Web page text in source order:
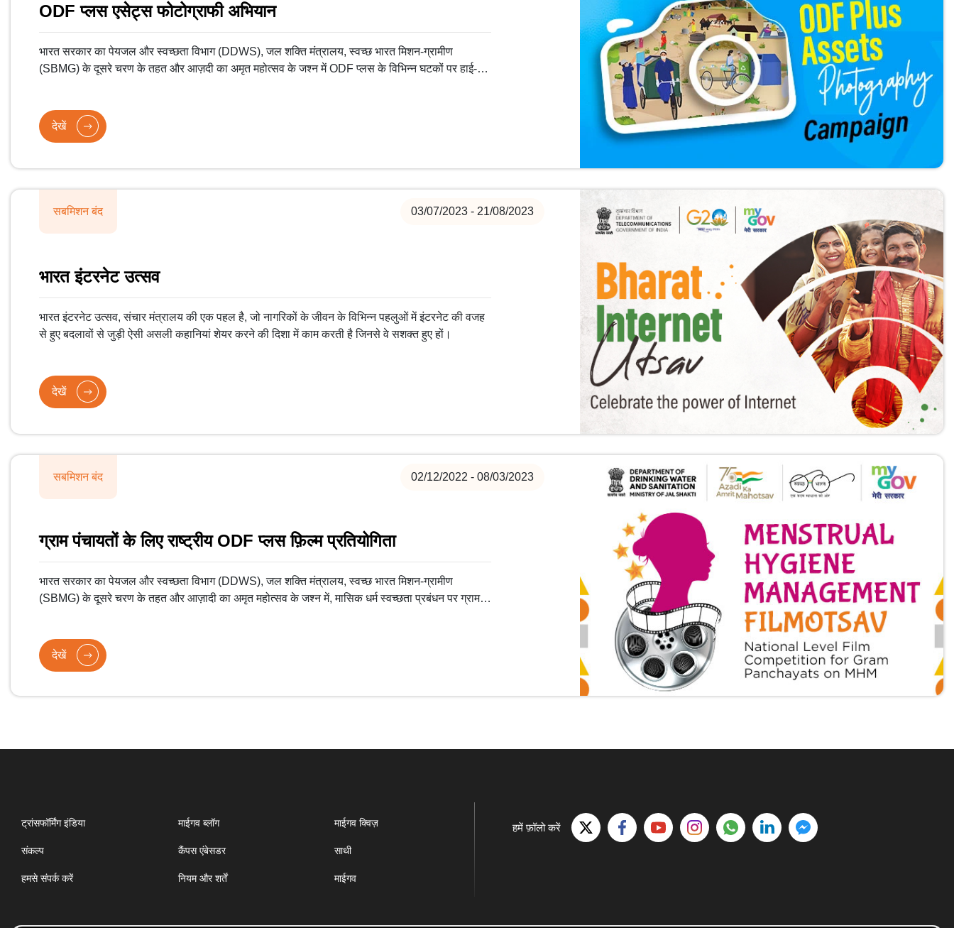
ODF प्लस एसेट्स फोटोग्राफी अभियान
भारत सरकार का पेयजल और स्वच्छता विभाग (DDWS), जल शक्ति मंत्रालय, स्वच्छ भारत मिशन-ग्रामीण
(SBMG) के दूसरे चरण के तहत और आज़दी का अमृत महोत्सव के जश्न में ODF प्लस के विभिन्न घटकों पर हाई-
देखें
सबमिशन बंद 03/07/2023 - 21/08/2023
भारत इंटरनेट उत्सव
भारत इंटरनेट उत्सव, संचार मंत्रालय की एक पहल है, जो नागरिकों के जीवन के विभिन्न पहलुओं में इंटरनेट की वजह
से हुए बदलावों से जुड़ी ऐसी असली कहानियां शेयर करने की दिशा में काम करती है जिनसे वे सशक्त हुए हों।
देखें
सबमिशन बंद 02/12/2022 - 08/03/2023
ग्राम पंचायतों के लिए राष्ट्रीय ODF प्लस फ़िल्म प्रतियोगिता
भारत सरकार का पेयजल और स्वच्छता विभाग (DDWS), जल शक्ति मंत्रालय, स्वच्छ भारत मिशन-ग्रामीण
(SBMG) के दूसरे चरण के तहत और आज़ादी का अमृत महोत्सव के जश्न में, मासिक धर्म स्वच्छता प्रबंधन पर ग्राम
देखें
ट्रांसफॉर्मिंग इंडिया माईगव ब्लॉग माईगव क्विज़
संकल्प कैंपस एंबेसडर साथी
हमसे संपर्क करें नियम और शर्तें माईगव
हमें फ़ॉलो करें